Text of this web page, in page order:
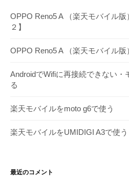
イ
ブ
OPPO Reno5 A （楽天モバイル
２】
OPPO Reno5 A （楽天モバイル
AndroidでWifiに再接続できない
る
楽天モバイルをmoto g6で使う
楽天モバイルをUMIDIGI A3で使う
最近のコメント